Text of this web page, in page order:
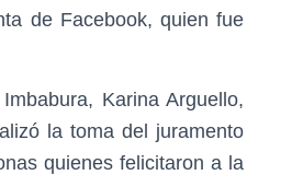
de Facebook, quien fue
Karina Arguello,
la toma del juramento
quienes felicitaron a la